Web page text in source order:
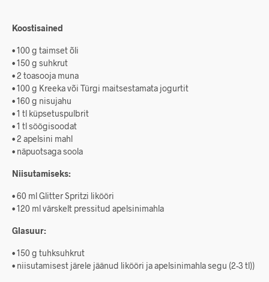
Koostisained
• 100 g taimset õli
• 150 g suhkrut
• 2 toasooja muna
• 100 g Kreeka või Türgi maitsestamata jogurtit
• 160 g nisujahu
• 1 tl küpsetuspulbrit
• 1 tl söögisoodat
• 2 apelsini mahl
• näpuotsaga soola
Niisutamiseks:
• 60 ml Glitter Spritzi likööri
• 120 ml värskelt pressitud apelsinimahla
Glasuur:
• 150 g tuhksuhkrut
• niisutamisest järele jäänud likööri ja apelsinimahla segu (2-3 tl))